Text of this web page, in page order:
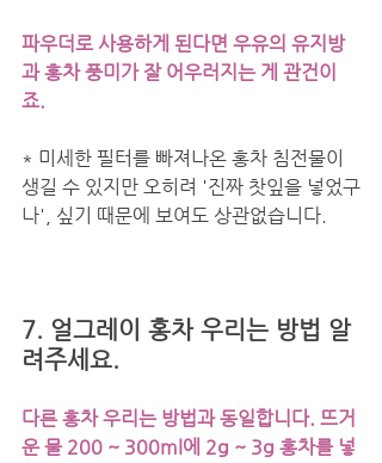
파우더로 사용하게 된다면 우유의 유지방
과 홍차 풍미가 잘 어우러지는 게 관건이
죠.
* 미세한 필터를 빠져나온 홍차 침전물이
생길 수 있지만 오히려 '진짜 찻잎을 넣었구
나', 싶기 때문에 보여도 상관없습니다.
7. 얼그레이 홍차 우리는 방법 알
려주세요.
다른 홍차 우리는 방법과 동일합니다. 뜨거
운 물 200 ~ 300ml에 2g ~ 3g 홍차를 넣